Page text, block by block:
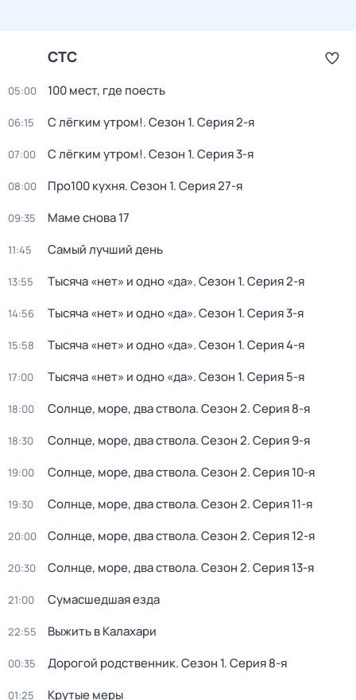
СТС
05:00 100 мест, где поесть
06:15 С лёгким утром!. Сезон 1. Серия 2-я
07:00 С лёгким утром!. Сезон 1. Серия 3-я
08:00 Про100 кухня. Сезон 1. Серия 27-я
09:35 Маме снова 17
11:45 Самый лучший день
13:55 Тысяча «нет» и одно «да». Сезон 1. Серия 2-я
14:56 Тысяча «нет» и одно «да». Сезон 1. Серия 3-я
15:58 Тысяча «нет» и одно «да». Сезон 1. Серия 4-я
17:00 Тысяча «нет» и одно «да». Сезон 1. Серия 5-я
18:00 Солнце, море, два ствола. Сезон 2. Серия 8-я
18:30 Солнце, море, два ствола. Сезон 2. Серия 9-я
19:00 Солнце, море, два ствола. Сезон 2. Серия 10-я
19:30 Солнце, море, два ствола. Сезон 2. Серия 11-я
20:00 Солнце, море, два ствола. Сезон 2. Серия 12-я
20:30 Солнце, море, два ствола. Сезон 2. Серия 13-я
21:00 Сумасшедшая езда
22:55 Выжить в Калахари
00:35 Дорогой родственник. Сезон 1. Серия 8-я
01:25 Крутые меры